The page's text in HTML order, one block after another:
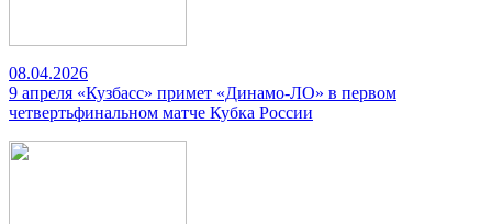
08.04.2026
9 апреля «Кузбасс» примет «Динамо-ЛО» в первом
четвертьфинальном матче Кубка России